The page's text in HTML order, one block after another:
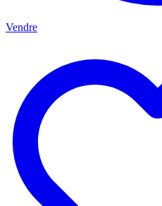
Vendre